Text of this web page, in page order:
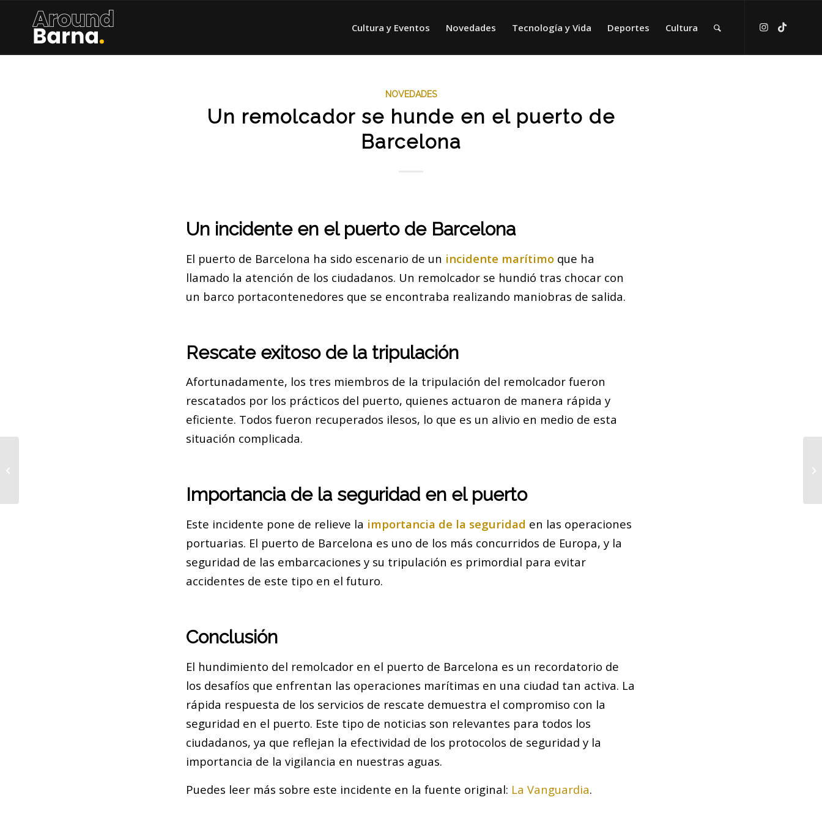
Cultura y Eventos Novedades Tecnología y Vida Deportes Cultura
NOVEDADES
Un remolcador se hunde en el puerto de
Barcelona
Un incidente en el puerto de Barcelona
El puerto de Barcelona ha sido escenario de un incidente marítimo que ha
llamado la atención de los ciudadanos. Un remolcador se hundió tras chocar con
un barco portacontenedores que se encontraba realizando maniobras de salida.
Rescate exitoso de la tripulación
Afortunadamente, los tres miembros de la tripulación del remolcador fueron
rescatados por los prácticos del puerto, quienes actuaron de manera rápida y
eficiente. Todos fueron recuperados ilesos, lo que es un alivio en medio de esta
situación complicada.
Importancia de la seguridad en el puerto
Este incidente pone de relieve la importancia de la seguridad en las operaciones
portuarias. El puerto de Barcelona es uno de los más concurridos de Europa, y la
seguridad de las embarcaciones y su tripulación es primordial para evitar
accidentes de este tipo en el futuro.
Conclusión
El hundimiento del remolcador en el puerto de Barcelona es un recordatorio de
los desafíos que enfrentan las operaciones marítimas en una ciudad tan activa. La
rápida respuesta de los servicios de rescate demuestra el compromiso con la
seguridad en el puerto. Este tipo de noticias son relevantes para todos los
ciudadanos, ya que reflejan la efectividad de los protocolos de seguridad y la
importancia de la vigilancia en nuestras aguas.
Puedes leer más sobre este incidente en la fuente original: La Vanguardia.